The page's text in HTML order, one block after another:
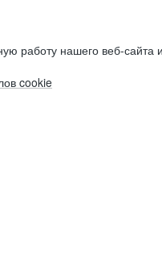
работу нашего веб-сайта
cookie